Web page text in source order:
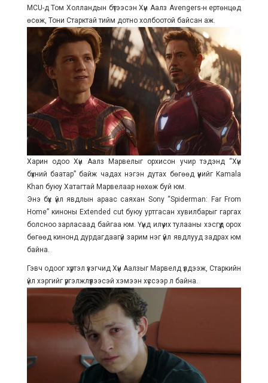
MCU-д Том Холландын бүтээсэн Хүн Аалз Avengers-н ертөнцөд
өсөж, Тони Старктай тийм дотно холбоотой байсан аж.
Харин одоо Хүн Аалз Марвелыг орхисон учир тэдэнд “Хүн
бүхний баатар” байж чадах нэгэн дутах бөгөөд үүнийг Kamala
Khan буюу Хатагтай Марвелаар нөхөж буй юм.
Энэ бүх үйл явдлын араас саяхан Sony “Spiderman: Far From
Home” киноны Extended cut буюу уртгасан хувилбарыг гаргах
болсноо зарласаад байгаа юм. Үүнд илүү их тулааны хэсгүүд орох
бөгөөд кинонд дурдагдаагүй зарим нэг үйл явдлууд задрах юм
байна.
Гэвч одоог хүртэл үзэгчид Хүн Аалзыг Марвелд үлдээж, Старкийн
үйл хэргийг үргэлжлүүлээсэй хэмээн хүссээр л байна.